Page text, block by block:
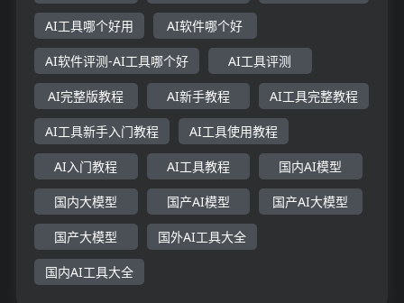
AI工具哪个好用 AI软件哪个好
AI软件评测-AI工具哪个好 AI工具评测
AI完整版教程 AI新手教程 AI工具完整教程
AI工具新手入门教程 AI工具使用教程
AI入门教程 AI工具教程 国内AI模型
国内大模型 国产AI模型 国产AI大模型
国产大模型 国外AI工具大全
国内AI工具大全